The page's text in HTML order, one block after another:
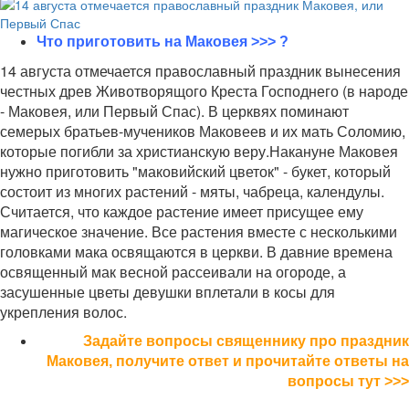
Что приготовить на Маковея >>> ?
14 августа отмечается православный праздник вынесения
честных древ Животворящого Креста Господнего (в народе
- Маковея, или Первый Спас). В церквях поминают
семерых братьев-мучеников Маковеев и их мать Соломию,
которые погибли за христианскую веру.Накануне Маковея
нужно приготовить "маковийский цветок" - букет, который
состоит из многих растений - мяты, чабреца, календулы.
Считается, что каждое растение имеет присущее ему
магическое значение. Все растения вместе с несколькими
головками мака освящаются в церкви. В давние времена
освященный мак весной рассеивали на огороде, а
засушенные цветы девушки вплетали в косы для
укрепления волос.
Задайте вопросы священнику про праздник
Маковея, получите ответ и прочитайте ответы на
вопросы тут >>>